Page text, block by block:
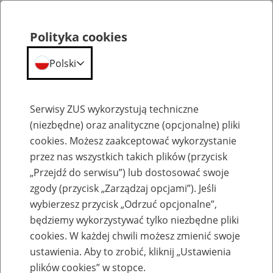
Emerytury
Baza zlikwidowanych lub
przekształconych zakładów pracy
Polityka cookies
Polski
Serwisy ZUS wykorzystują techniczne
(niezbędne) oraz analityczne (opcjonalne) pliki
cookies. Możesz zaakceptować wykorzystanie
przez nas wszystkich takich plików (przycisk
„Przejdź do serwisu”) lub dostosować swoje
zgody (przycisk „Zarządzaj opcjami”). Jeśli
wybierzesz przycisk „Odrzuć opcjonalne”,
będziemy wykorzystywać tylko niezbędne pliki
cookies. W każdej chwili możesz zmienić swoje
ustawienia. Aby to zrobić, kliknij „Ustawienia
plików cookies” w stopce.